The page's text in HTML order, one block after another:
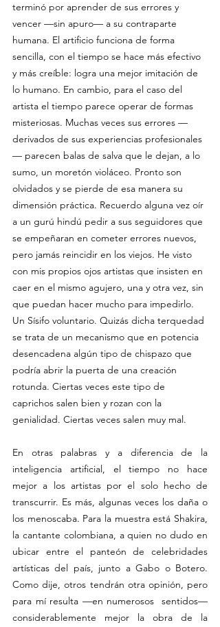
terminó por aprender de sus errores y
vencer —sin apuro— a su contraparte
humana. El artificio funciona de forma
sencilla, con el tiempo se hace más efectivo
y más creíble: logra una mejor imitación de
lo humano. En cambio, para el caso del
artista el tiempo parece operar de formas
misteriosas. Muchas veces sus errores —
derivados de sus experiencias profesionales
— parecen balas de salva que le dejan, a lo
sumo, un moretón violáceo. Pronto son
olvidados y se pierde de esa manera su
dimensión práctica. Recuerdo alguna vez oír
a un gurú hindú pedir a sus seguidores que
se empeñaran en cometer errores nuevos,
pero jamás reincidir en los viejos. He visto
con mis propios ojos artistas que insisten en
caer en el mismo agujero, una y otra vez, sin
que puedan hacer mucho para impedirlo.
Un Sísifo voluntario. Quizás dicha terquedad
se trata de un mecanismo que en potencia
desencadena algún tipo de chispazo que
podría abrir la puerta de una creación
rotunda. Ciertas veces este tipo de
caprichos salen bien y rozan con la
genialidad. Ciertas veces salen muy mal.
En otras palabras y a diferencia de la
inteligencia artificial, el tiempo no hace
mejor a los artistas por el solo hecho de
transcurrir. Es más, algunas veces los daña o
los menoscaba. Para la muestra está Shakira,
la cantante colombiana, a quien no dudo en
ubicar entre el panteón de celebridades
artísticas del país, junto a Gabo o Botero.
Como dije, otros tendrán otra opinión, pero
para mí resulta —en numerosos  sentidos—
considerablemente mejor la obra de la